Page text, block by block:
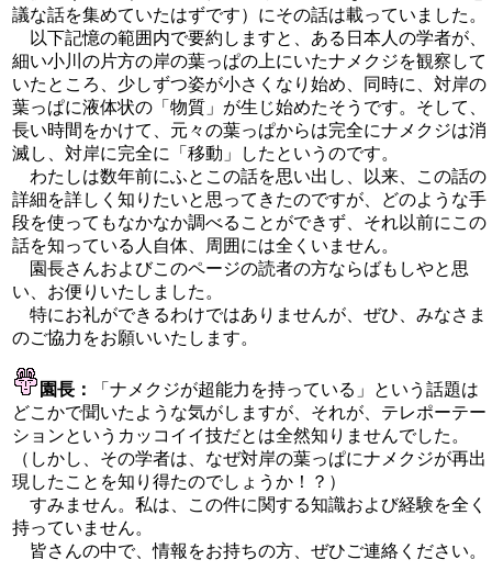
議な話を集めていたはずです）にその話は載っていました。
以下記憶の範囲内で要約しますと、ある日本人の学者が、
細い小川の片方の岸の葉っぱの上にいたナメクジを観察して
いたところ、少しずつ姿が小さくなり始め、同時に、対岸の
葉っぱに液体状の「物質」が生じ始めたそうです。そして、
長い時間をかけて、元々の葉っぱからは完全にナメクジは消
滅し、対岸に完全に「移動」したというのです。
わたしは数年前にふとこの話を思い出し、以来、この話の
詳細を詳しく知りたいと思ってきたのですが、どのような手
段を使ってもなかなか調べることができず、それ以前にこの
話を知っている人自体、周囲には全くいません。
園長さんおよびこのページの読者の方ならばもしやと思
い、お便りいたしました。
特にお礼ができるわけではありませんが、ぜひ、みなさま
のご協力をお願いいたします。
園長：
「ナメクジが超能力を持っている」という話題は
どこかで聞いたような気がしますが、それが、テレポーテー
ションというカッコイイ技だとは全然知りませんでした。
（しかし、その学者は、なぜ対岸の葉っぱにナメクジが再出
現したことを知り得たのでしょうか！？）
すみません。私は、この件に関する知識および経験を全く
持っていません。
皆さんの中で、情報をお持ちの方、ぜひご連絡ください。